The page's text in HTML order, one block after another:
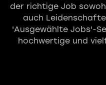
der richtige Job
auch
'Ausgewählte Jobs'-
hochwertige und